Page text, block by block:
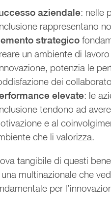
aziendale: nelle
rappresentano
strategico
un ambiente di
potenzia le
dei
elevate: le
tendono ad
e al
che li valorizza.
tangibile di questi
una multinazionale che
per